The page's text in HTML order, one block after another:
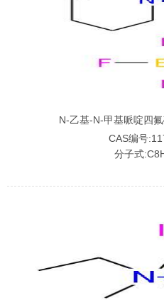
N-乙基-N-甲基哌啶四
CAS编号
分子式